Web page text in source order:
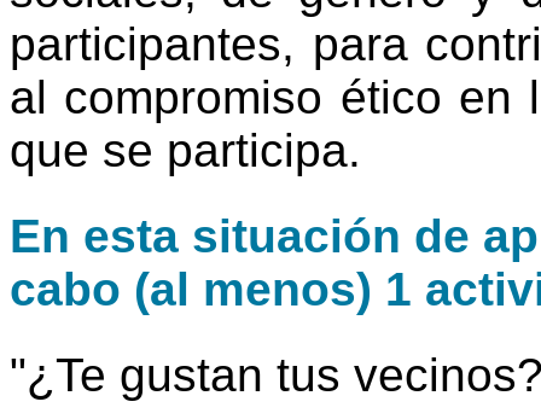
participantes, para
al compromiso ético en
que se participa.
En esta situación de
cabo (al menos) 1
"¿Te gustan tus